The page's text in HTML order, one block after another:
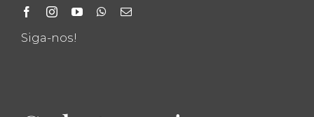
Siga-nos!